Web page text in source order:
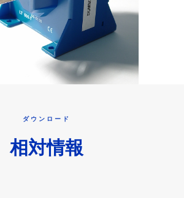
ダウンロード
相対情報